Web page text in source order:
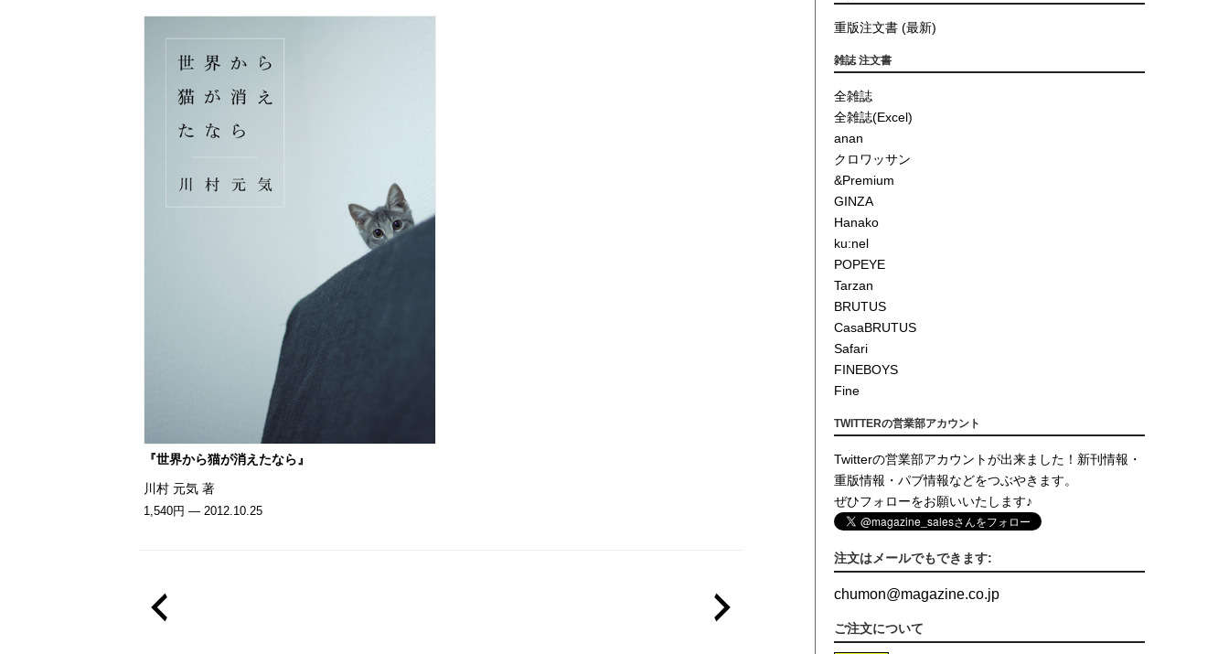
『世界から猫が消えたなら』
川村 元気 著
1,540円 — 2012.10.25
重版注文書 (最新)
雑誌 注文書
全雑誌
全雑誌(Excel)
anan
クロワッサン
&Premium
GINZA
Hanako
ku:nel
POPEYE
Tarzan
BRUTUS
CasaBRUTUS
Safari
FINEBOYS
Fine
TWITTERの営業部アカウント
Twitterの営業部アカウントが出来ました！新刊情報・
重版情報・パブ情報などをつぶやきます。
ぜひフォローをお願いいたします♪
注文はメールでもできます:
chumon@magazine.co.jp
ご注文について